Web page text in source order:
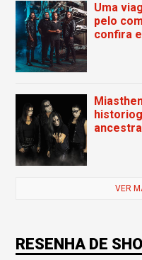
Uma
pelo
confira
VER
RESENHA DE